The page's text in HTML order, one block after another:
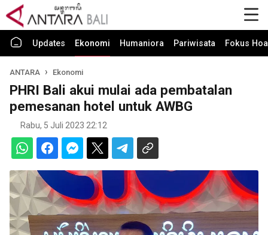
Updates Ekonomi Humaniora Pariwisata Fokus
ANTARA Ekonomi
PHRI Bali akui mulai ada pembatalan
pemesanan hotel untuk AWBG
Rabu, 5 Juli 2023 22:12